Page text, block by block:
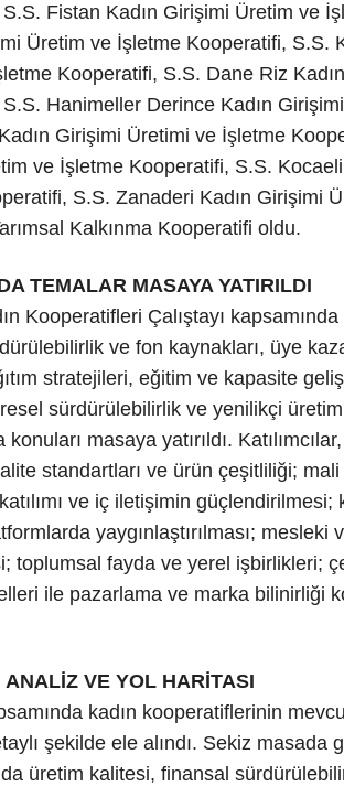
Fistan Kadın Girişimi Üretim ve
Üretim ve İşletme Kooperatifi, S.S.
Kooperatifi, S.S. Dane Riz
Hanimeller Derince Kadın
Girişimi Üretimi ve İşletme
ve İşletme Kooperatifi, S.S.
S.S. Zanaderi Kadın Girişimi
Kalkınma Kooperatifi oldu.
TEMALAR MASAYA YATIRILDI
Kooperatifleri Çalıştayı
ve fon kaynakları, üye
stratejileri, eğitim ve kapasite
sürdürülebilirlik ve yenilikçi
masaya yatırıldı.
standartları ve ürün çeşitliliği;
ve iç iletişimin
yaygınlaştırılması; mesleki
toplumsal fayda ve yerel işbirlikleri;
ile pazarlama ve marka bilinirliği
VE YOL HARİTASI
kadın kooperatiflerinin
şekilde ele alındı. Sekiz masada
üretim kalitesi, finansal